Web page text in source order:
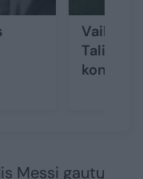
Vaikinų
Taline
Messi gautų